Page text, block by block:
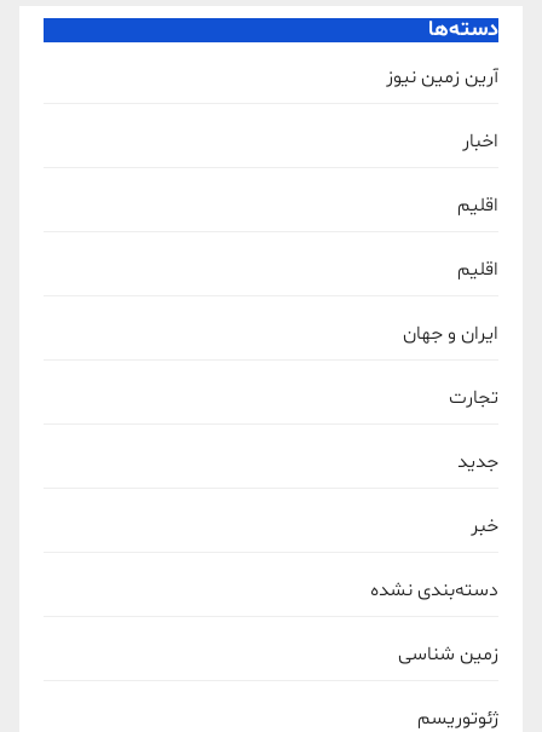
دسته‌ها
آرین زمین نیوز
اخبار
اقلیم
اقلیم
ایران و جهان
تجارت
جدید
خبر
دسته‌بندی نشده
زمین شناسی
ژئوتوریسم